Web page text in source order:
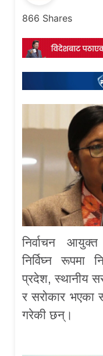
866 Shares
निर्वाचन
निर्विघ्न रूपमा
प्रदेश, स्थानीय
र सरोकार भएका
गरेकी छन्।